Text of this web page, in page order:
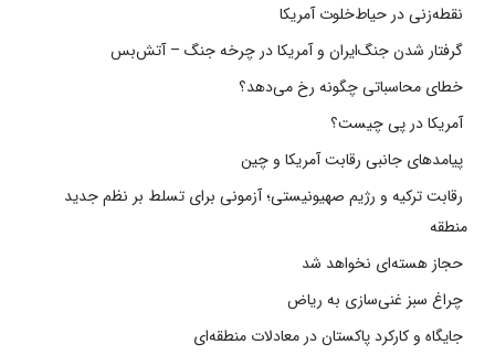
نقطه‌زنی در حیاط‌خلوت آمریکا
گرفتار شدن جنگ‌ایران و آمریکا در چرخه جنگ – آتش‌بس
خطای محاسباتی چگونه رخ می‌دهد؟
آمریکا در پی چیست؟
پیامدهای جانبی رقابت آمریکا و چین
رقابت ترکیه و رژیم صهیونیستی؛ آزمونی برای تسلط بر نظم جدید
منطقه
حجاز هسته‌ای نخواهد شد
چراغ سبز غنی‌سازی به ریاض
جایگاه و کارکرد پاکستان در معادلات منطقه‌ای